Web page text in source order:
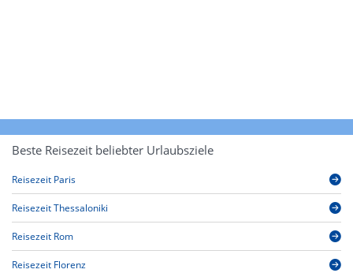
Beste Reisezeit beliebter Urlaubsziele
Reisezeit Paris
Reisezeit Thessaloniki
Reisezeit Rom
Reisezeit Florenz